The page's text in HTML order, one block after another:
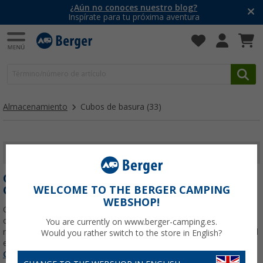
¿Aún no conoces nuestro blog?
Inspírate para tu próxima aventura
Almacenamiento Cubos de basura (33)
CUBOS DE BASURA PARA CAMPING Y
CARAVANAS: PRÁCTICOS Y FUNCIONALES
Cuando te embarcas en una aventura al aire libre, ya sea en una
caravana, autocaravana o simplemente acampando, la gestión de
residuos se convierte en un aspecto fundamental para mantener el
entorno limpio y ordenado . Los cubos de basura
Cubos de basura
WELCOME TO THE BERGER CAMPING
WEBSHOP!
You are currently on www.berger-camping.es.
Would you rather switch to the store in English?